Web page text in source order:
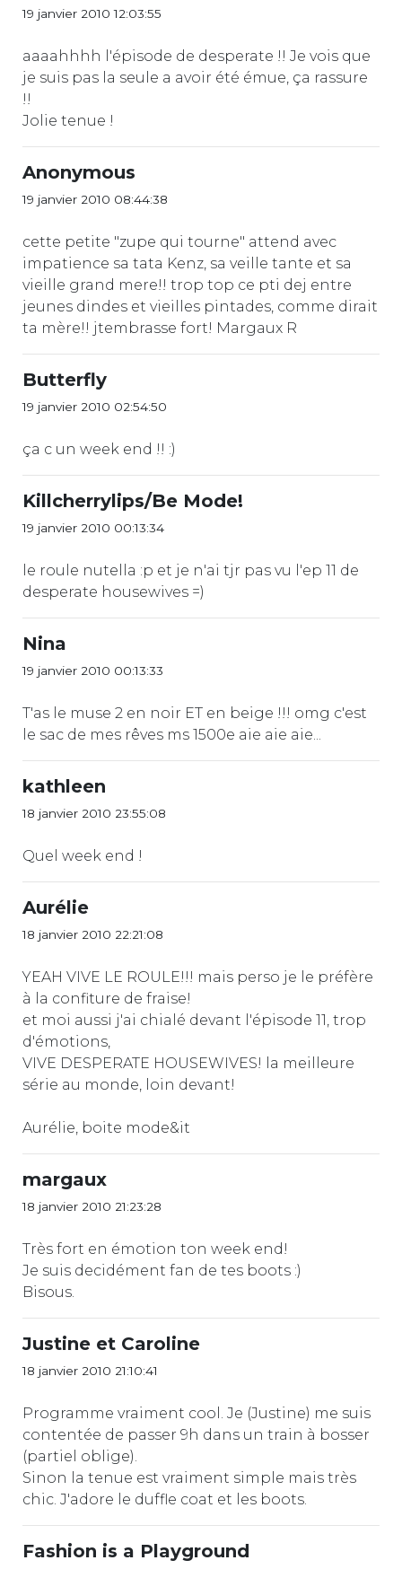
19 janvier 2010 12:03:55
aaaahhhh l'épisode de desperate !! Je vois que
je suis pas la seule a avoir été émue, ça rassure
!!
Jolie tenue !
Anonymous
19 janvier 2010 08:44:38
cette petite "zupe qui tourne" attend avec
impatience sa tata Kenz, sa veille tante et sa
vieille grand mere!! trop top ce pti dej entre
jeunes dindes et vieilles pintades, comme dirait
ta mère!! jtembrasse fort! Margaux R
Butterfly
19 janvier 2010 02:54:50
ça c un week end !! :)
Killcherrylips/Be Mode!
19 janvier 2010 00:13:34
le roule nutella :p et je n'ai tjr pas vu l'ep 11 de
desperate housewives =)
Nina
19 janvier 2010 00:13:33
T'as le muse 2 en noir ET en beige !!! omg c'est
le sac de mes rêves ms 1500e aie aie aie...
kathleen
18 janvier 2010 23:55:08
Quel week end !
Aurélie
18 janvier 2010 22:21:08
YEAH VIVE LE ROULE!!! mais perso je le préfère
à la confiture de fraise!
et moi aussi j'ai chialé devant l'épisode 11, trop
d'émotions,
VIVE DESPERATE HOUSEWIVES! la meilleure
série au monde, loin devant!
Aurélie, boite mode&it
margaux
18 janvier 2010 21:23:28
Très fort en émotion ton week end!
Je suis decidément fan de tes boots :)
Bisous.
Justine et Caroline
18 janvier 2010 21:10:41
Programme vraiment cool. Je (Justine) me suis
contentée de passer 9h dans un train à bosser
(partiel oblige).
Sinon la tenue est vraiment simple mais très
chic. J'adore le duffle coat et les boots.
Fashion is a Playground